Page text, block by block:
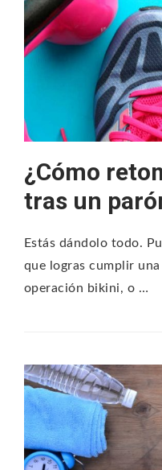
¿Cómo
tras un
Estás dándolo todo.
que logras cumplir
operación bikini, o …